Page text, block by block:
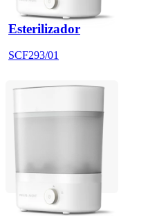
Esterilizador
SCF293/01